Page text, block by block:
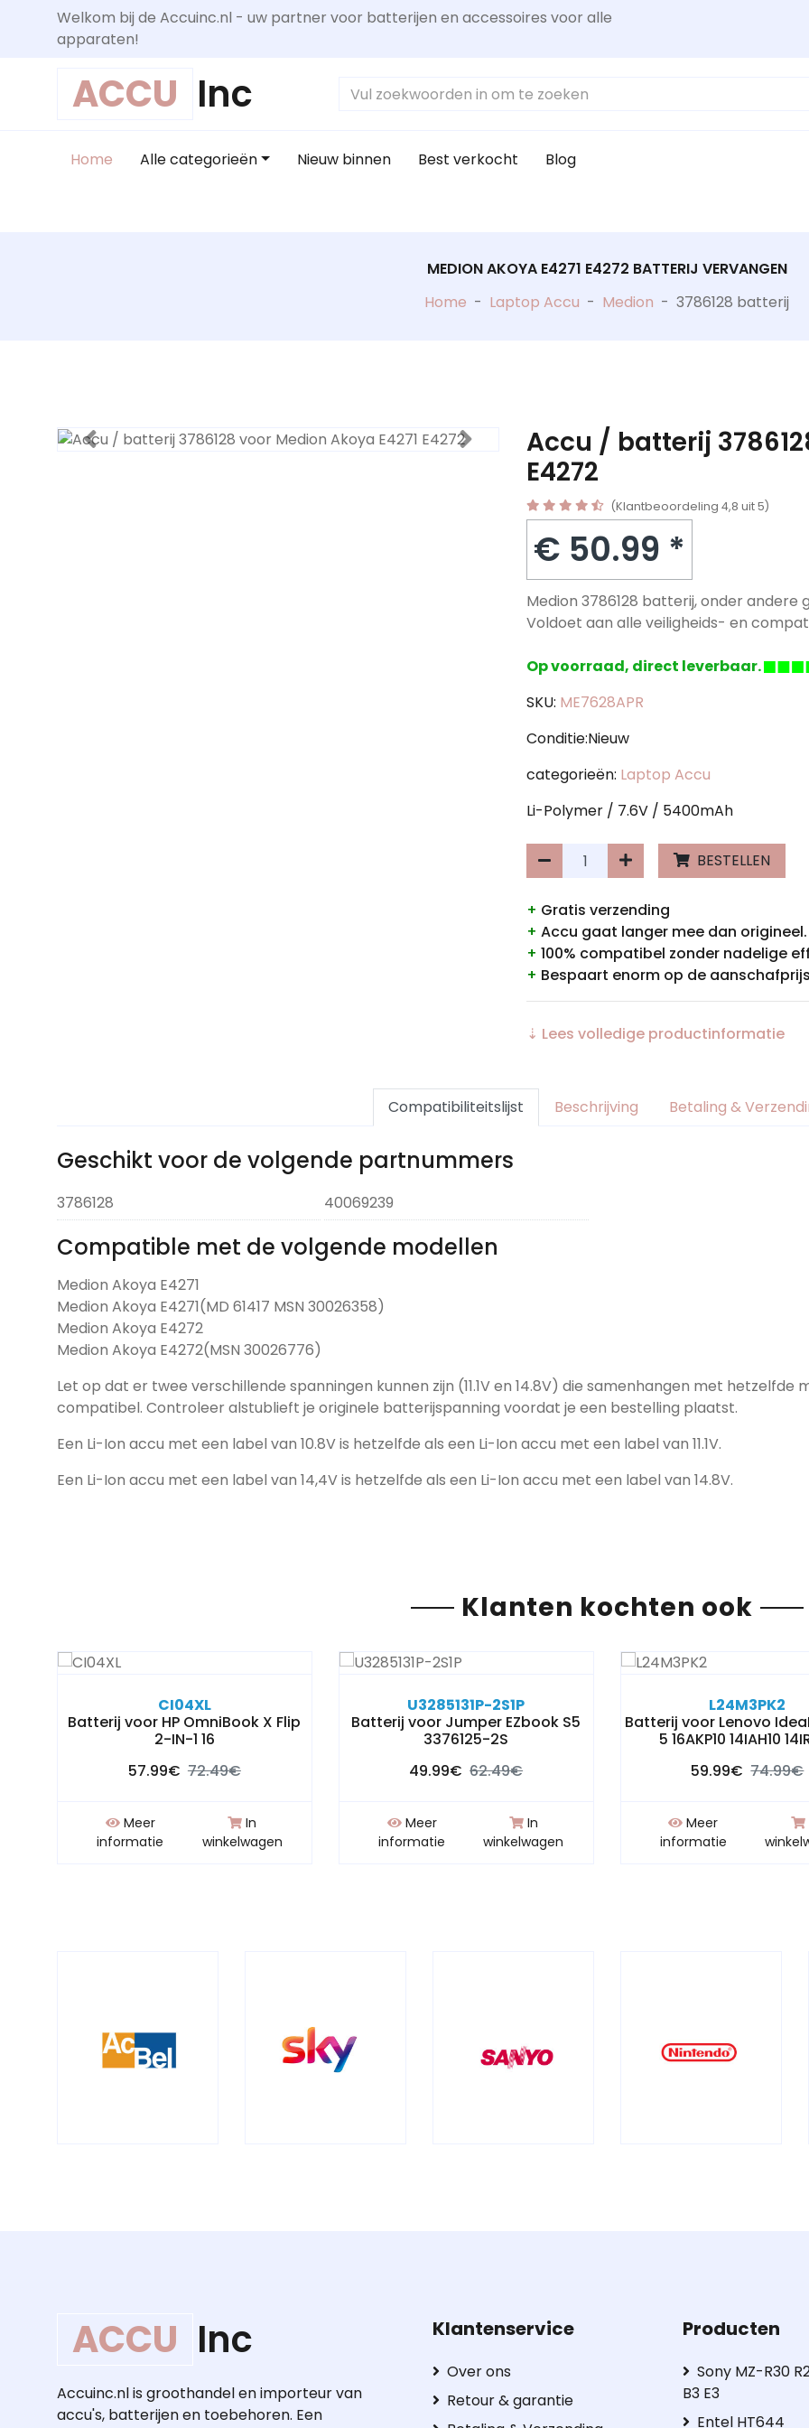
Welkom bij de Accuinc.nl - uw partner voor batterijen en accessoires voor alle
apparaten!
ACCU Inc
Home Alle categorieën Nieuw binnen Best verkocht Blog
MEDION AKOYA E4271 E4272 BATTERIJ VERVANGEN
Home - Laptop Accu - Medion - 3786128 batterij
Accu / batterij
E4272
(Klantbeoordeling 4,8 uit 5)
€ 50.99 *
Medion 3786128 batterij, onder andere
Voldoet aan alle veiligheids- en
Op voorraad, direct leverbaar.
SKU: ME7628APR
Conditie:Nieuw
categorieën: Laptop Accu
Li-Polymer / 7.6V / 5400mAh
BESTELLEN
+ Gratis verzending
+ Accu gaat langer mee dan origineel.
+ 100% compatibel zonder nadelige
+ Bespaart enorm op de
⇣ Lees volledige productinformatie
Compatibiliteitslijst Beschrijving Betaling &
Geschikt voor de volgende partnummers
3786128 40069239
Compatible met de volgende modellen
Medion Akoya E4271
Medion Akoya E4271(MD 61417 MSN 30026358)
Medion Akoya E4272
Medion Akoya E4272(MSN 30026776)
Let op dat er twee verschillende spanningen kunnen zijn (11.1V en 14.8V) die samenhangen met
compatibel. Controleer alstublieft je originele batterijspanning voordat je een bestelling plaatst.
Een Li-Ion accu met een label van 10.8V is hetzelfde als een Li-Ion accu met een label van 11.1V.
Een Li-Ion accu met een label van 14,4V is hetzelfde als een Li-Ion accu met een label van 14.8V.
Klanten kochten ook
CI04XL
Batterij voor HP OmniBook X Flip
2-IN-1 16
57.99€ 72.49€
Meer
informatie
In
winkelwagen
U3285131P-2S1P
Batterij voor Jumper EZbook S5
3376125-2S
49.99€ 62.49€
Meer
informatie
In
winkelwagen
L24M3PK2
Batterij voor Lenovo
5 16AKP10 14IAH10
59.99€ 74.99€
Meer
informatie
ACCU Inc
Accuinc.nl is groothandel en importeur van
accu's, batterijen en toebehoren. Een
Klantenservice
Over ons
Retour & garantie
Producten
Sony MZ-R30
B3 E3
Entel HT644